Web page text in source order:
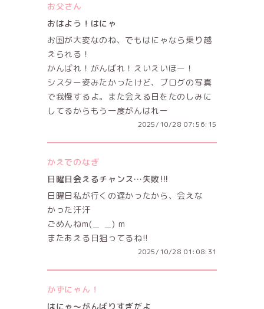
お父さん
おはよう！はにゃ
お国が大変なのね、でもはにゃなら乗り越
えられる！
かんばれ！がんばれ！えいえいほー！
シスター姿みたかったけど、ブログの写真
で我慢するよ。また会える日をたのしみに
してるからもう一度がんはれー
2025/10/28 07:56:15
かえでのなぎ
日曜日会えるチャンス…失敗!!!
日曜日私が行くの遅かったから、会えな
かった汗汗
ごめんねm(＿ ＿) m
またあえる日狙ってるね!!
2025/10/28 01:08:31
かずにゃん！
はにゃ〜がんばりすぎだよ